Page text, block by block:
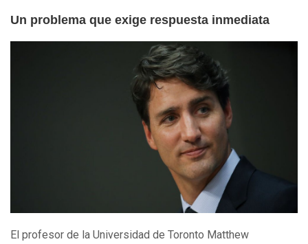
Un problema que exige respuesta inmediata
El profesor de la Universidad de Toronto Matthew